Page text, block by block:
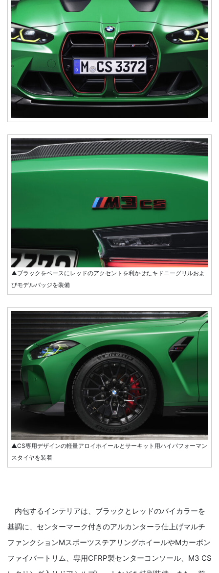
▲ブラックをベースにレッドのアクセントを利かせたキドニーグリルおよ
びモデルバッジを装備
▲CS専用デザインの軽量アロイホイールとサーキット用ハイパフォーマン
スタイヤを装着
内包するインテリアは、ブラックとレッドのバイカラーを
基調に、センターマーク付きのアルカンターラ仕上げマルチ
ファンクションMスポーツステアリングホイールやMカーボン
ファイバートリム、専用CFRP製センターコンソール、M3 CS